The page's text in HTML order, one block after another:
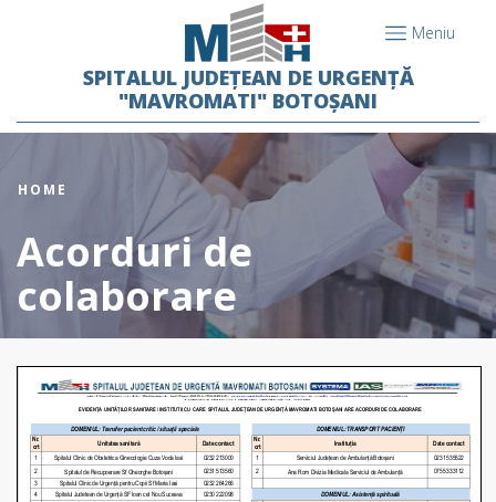
Meniu
SPITALUL JUDEȚEAN DE URGENȚĂ
"MAVROMATI" BOTOȘANI
HOME
Acorduri de
colaborare